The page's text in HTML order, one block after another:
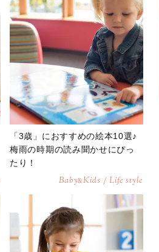
「3歳」におすすめの絵本10選♪
梅雨の時期の読み聞かせにぴっ
たり！
Baby&Kids / Life style